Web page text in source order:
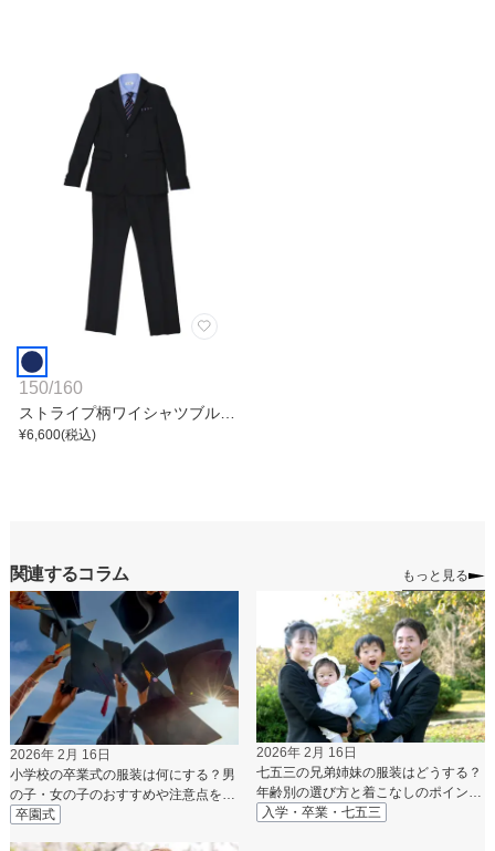
150/160
ストライプ柄ワイシャツブルー
スーツセット
¥6,600(税込)
関連するコラム もっと見る
2026年 2月 16日
小学校の卒業式の服装は何にする？男
の子・女の子のおすすめや注意点を解
説
卒園式
2026年 2月 16日
七五三の兄弟姉妹の服装はどうする？
年齢別の選び方と着こなしのポイント
を徹底解説
入学・卒業・七五三